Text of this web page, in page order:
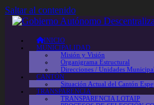
Saltar al contenido
INICIO
MUNICIPALIDAD
Misión y Visión
Organigrama Estructural
Direcciones / Unidades
CANTÓN
Situación Actual del Cantón
TRANSPARENCIA
TRANSPARENCIA LOTAIP